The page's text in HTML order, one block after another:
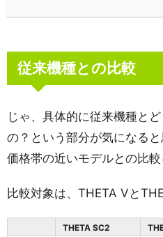
従来機種との比較
じゃ、具体的に従来機種と
の？という部分が気になる
価格帯の近いモデルとの比較
比較対象は、THETA Vと
THETA SC2